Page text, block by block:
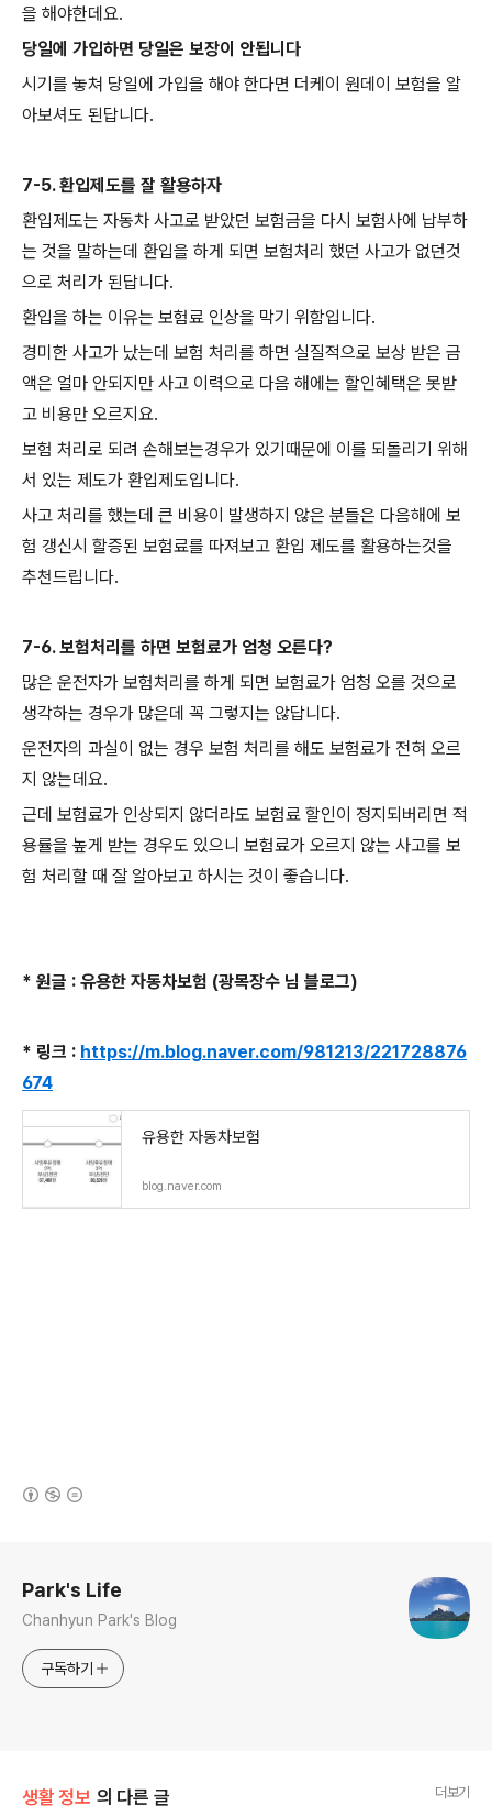
을 해야한데요.
당일에 가입하면 당일은 보장이 안됩니다
시기를 놓쳐 당일에 가입을 해야 한다면 더케이 원데이 보험을 알
아보셔도 된답니다.
7-5. 환입제도를 잘 활용하자
환입제도는 자동차 사고로 받았던 보험금을 다시 보험사에 납부하
는 것을 말하는데 환입을 하게 되면 보험처리 했던 사고가 없던것
으로 처리가 된답니다.
환입을 하는 이유는 보험료 인상을 막기 위함입니다.
경미한 사고가 났는데 보험 처리를 하면 실질적으로 보상 받은 금
액은 얼마 안되지만 사고 이력으로 다음 해에는 할인혜택은 못받
고 비용만 오르지요.
보험 처리로 되려 손해보는경우가 있기때문에 이를 되돌리기 위해
서 있는 제도가 환입제도입니다.
사고 처리를 했는데 큰 비용이 발생하지 않은 분들은 다음해에 보
험 갱신시 할증된 보험료를 따져보고 환입 제도를 활용하는것을
추천드립니다.
7-6. 보험처리를 하면 보험료가 엄청 오른다?
많은 운전자가 보험처리를 하게 되면 보험료가 엄청 오를 것으로
생각하는 경우가 많은데 꼭 그렇지는 않답니다.
운전자의 과실이 없는 경우 보험 처리를 해도 보험료가 전혀 오르
지 않는데요.
근데 보험료가 인상되지 않더라도 보험료 할인이 정지되버리면 적
용률을 높게 받는 경우도 있으니 보험료가 오르지 않는 사고를 보
험 처리할 때 잘 알아보고 하시는 것이 좋습니다.
* 원글 : 유용한 자동차보험 (광목장수 님 블로그)
* 링크 : https://m.blog.naver.com/981213/221728876
674
유용한 자동차보험
blog.naver.com
Park's Life
Chanhyun Park's Blog
구독하기
생활 정보 의 다른 글 더보기